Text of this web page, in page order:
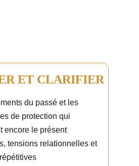
ET CLARIFIER
du passé et les
de protection qui
encore le présent
tensions relationnelles et